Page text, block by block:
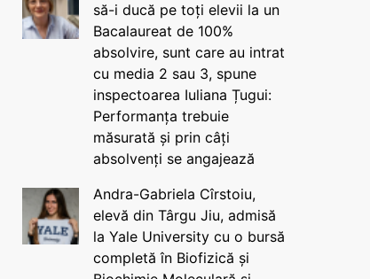
să-i ducă pe toți elevii la un
Bacalaureat de 100%
absolvire, sunt care au intrat
cu media 2 sau 3, spune
inspectoarea Iuliana Țugui:
Performanța trebuie
măsurată și prin câți
absolvenți se angajează
Andra-Gabriela Cîrstoiu,
elevă din Târgu Jiu, admisă
la Yale University cu o bursă
completă în Biofizică și